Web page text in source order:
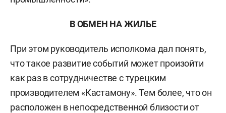
В ОБМЕН НА ЖИЛЬЕ
При этом руководитель исполкома дал понять,
что такое развитие событий может произойти
как раз в сотрудничестве с турецким
производителем «Кастамону». Тем более, что он
расположен в непосредственной близости от